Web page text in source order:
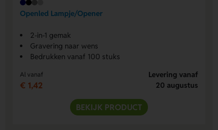
Openled Lampje/Opener
2-in-1 gemak
Gravering naar wens
Bedrukken vanaf 100 stuks
Al vanaf
€ 1,42
Levering vanaf
20 augustus
BEKIJK PRODUCT